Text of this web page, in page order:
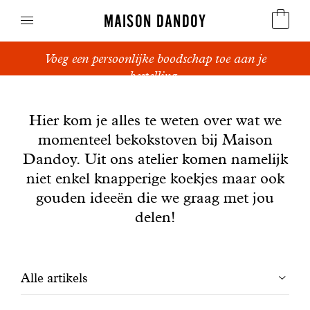
MAISON DANDOY
Speculoos
Suikerbrood en peperkoek
Cakes
Snoepgoed
Voeg een persoonlijke boodschap toe aan je
bestelling.
Hier kom je alles te weten over wat we
momenteel bekokstoven bij Maison
Dandoy. Uit ons atelier komen namelijk
niet enkel knapperige koekjes maar ook
gouden ideeën die we graag met jou
delen!
Filtrer
Alle artikels